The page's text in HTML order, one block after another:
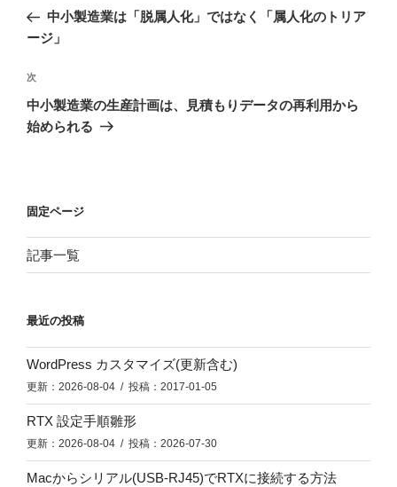
ナ
ゲ
ー
シ
の
中小製造業は「脱属人化」ではなく「属人化のトリア
ージ」
次
の
投
次
中小製造業の生産計画は、見積もりデータの再利用から
始められる
固定ページ
記事一覧
最近の投稿
WordPress カスタマイズ(更新含む)
更新：2026-08-04 / 投稿：2017-01-05
RTX 設定手順雛形
更新：2026-08-04 / 投稿：2026-07-30
Macからシリアル(USB-RJ45)でRTXに接続する方法